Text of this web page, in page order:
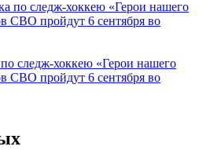
следж-хоккею «Герои нашего
СВО пройдут 6 сентября во